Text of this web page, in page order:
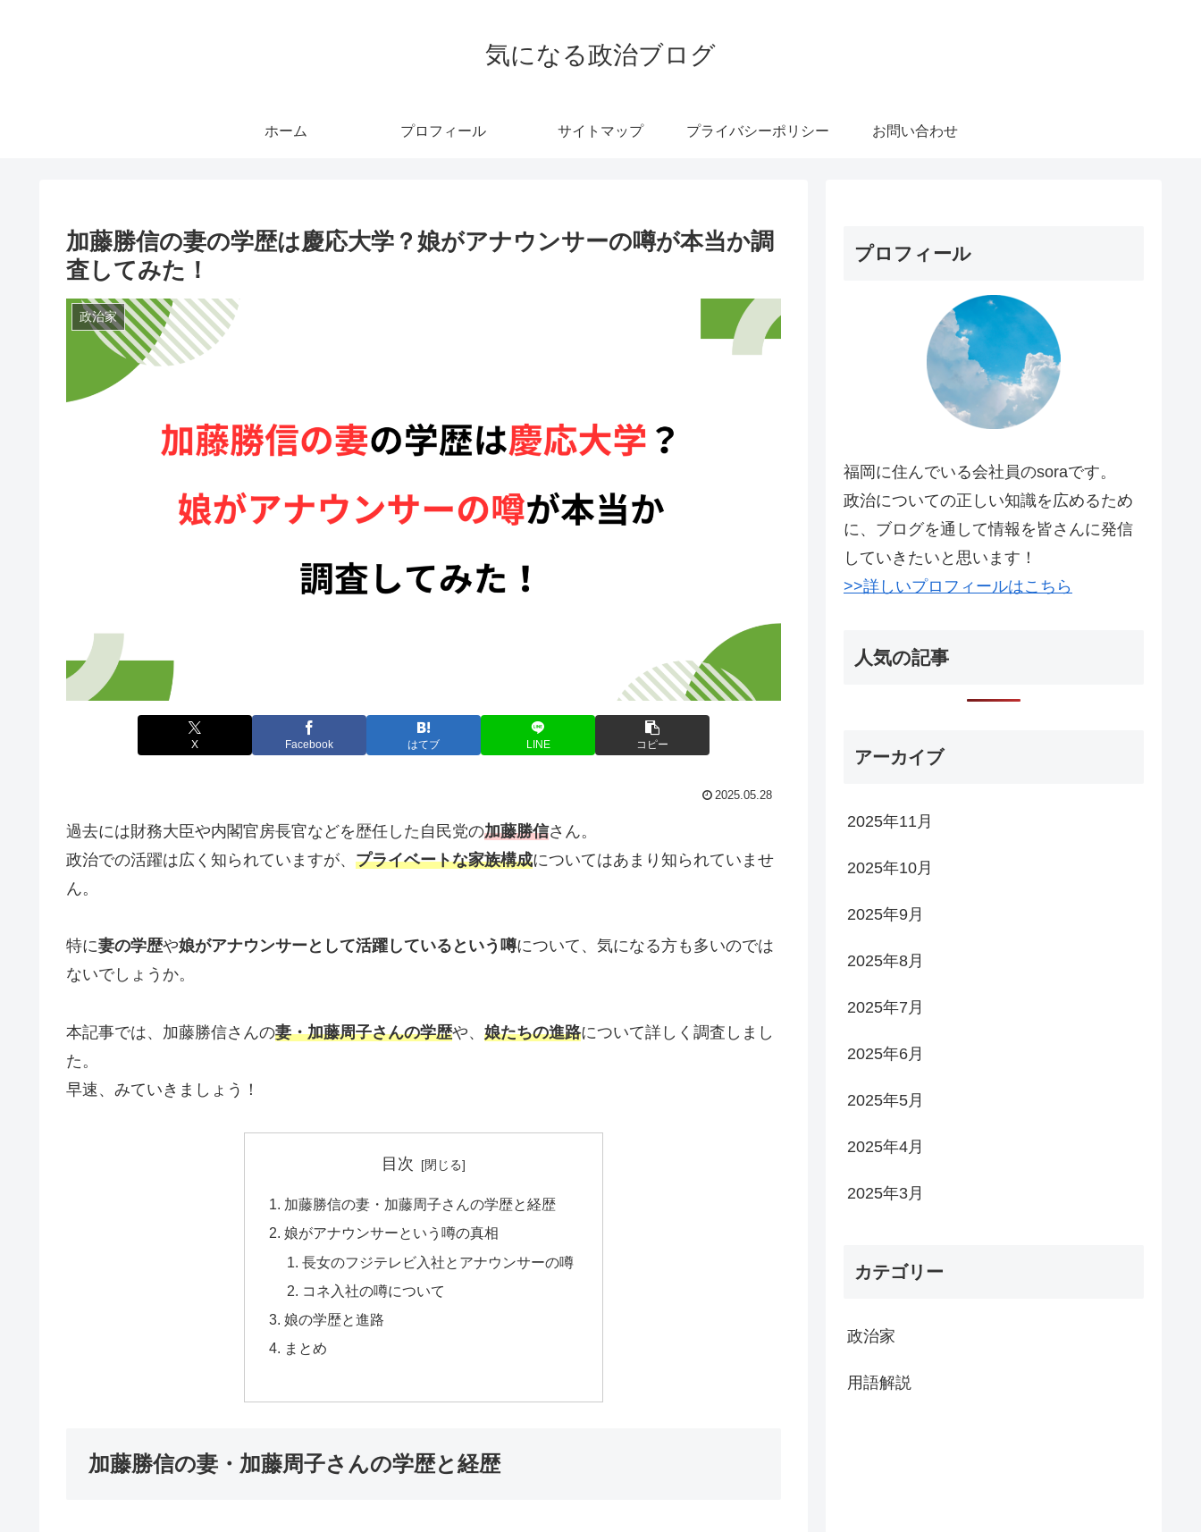
気になる政治ブログ
ホーム プロフィール サイトマップ プライバシーポリシー お問い合わせ
加藤勝信の妻の学歴は慶応大学？娘がアナウンサーの噂が本当か調
査してみた！
政治家
X Facebook はてブ LINE コピー
2025.05.28
過去には財務大臣や内閣官房長官などを歴任した自民党の加藤勝信さん。
政治での活躍は広く知られていますが、 プライベートな家族構成についてはあまり知られていませ
ん。
特に妻の学歴や娘がアナウンサーとして活躍しているという噂について、気になる方も多いのでは
ないでしょうか。
本記事では、加藤勝信さんの妻・加藤周子さんの学歴や、 娘たちの進路について詳しく調査しまし
た。
早速、みていきましょう！
目次
加藤勝信の妻・加藤周子さんの学歴と経歴
娘がアナウンサーという噂の真相
長女のフジテレビ入社とアナウンサーの噂
コネ入社の噂について
娘の学歴と進路
まとめ
加藤勝信の妻・加藤周子さんの学歴と経歴
プロフィール
福岡に住んでいる会社員のsoraです。
政治についての正しい知識を広めるため
に、ブログを通して情報を皆さんに発信
していきたいと思います！
>>詳しいプロフィールはこちら
人気の記事
アーカイブ
2025年11月
2025年10月
2025年9月
2025年8月
2025年7月
2025年6月
2025年5月
2025年4月
2025年3月
カテゴリー
政治家
用語解説